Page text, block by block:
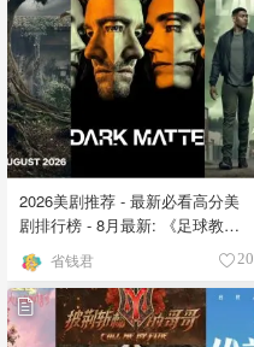
2026美剧推荐 - 最新必看高分美
剧排行榜 - 8月最新: 《​​足球教练
》第四季回归！
省钱君 20